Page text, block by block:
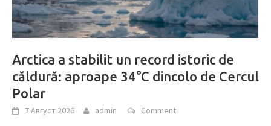
Arctica a stabilit un record istoric de
căldură: aproape 34°C dincolo de Cercul
Polar
7 Август 2026 admin Comment